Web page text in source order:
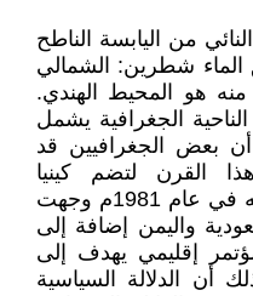
من اليابسة الناطح
شطرين: الشمالي
منه هو المحيط الهندي.
الجغرافية يشمل
أن بعض الجغرافيين قد
القرن لتضم كينيا
والسودان. بل الأكثر من ذلك أنه في عام 1981م وجهت
واليمن إضافة إلى
إقليمي يهدف إلى
أن الدلالة السياسية